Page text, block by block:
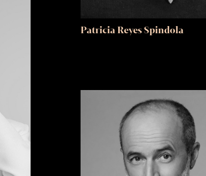
Patricia Reyes Spindola